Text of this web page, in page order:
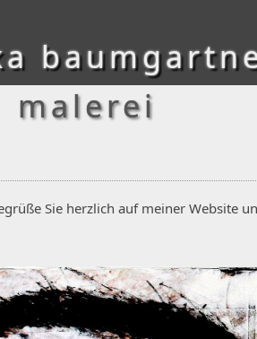
malerei
Sie herzlich auf meiner Website